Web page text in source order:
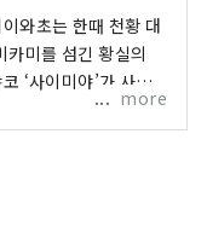
와초는 한때 천황 대
카미를 섬긴 황실의
‘사이미야’가 사적
more